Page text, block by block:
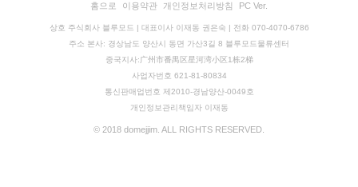
홈으로 이용약관 개인정보처리방침 PC Ver.
상호 주식회사 블루모드 | 대표이사 이재동 권은숙 | 전화 070-4070-6786
주소 본사: 경상남도 양산시 동면 가산3길 8 블루모드물류센터
중국지사:广州市番禺区星河湾小区1栋2梯
사업자번호 621-81-80834
통신판매업번호 제2010-경남양산-0049호
개인정보관리책임자 이재동
© 2018 domejjim. ALL RIGHTS RESERVED.